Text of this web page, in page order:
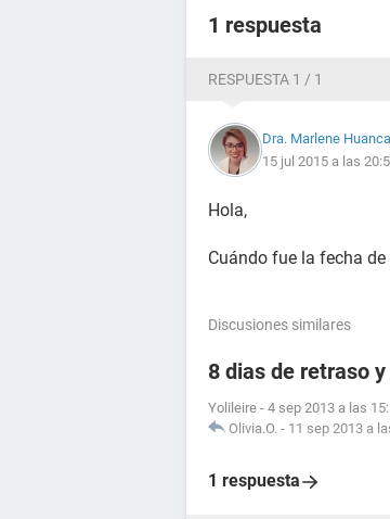
1 respuesta
RESPUESTA 1 / 1
Dra. Marlene
15 jul 2015 a las
Hola,
Cuándo fue la fecha
Discusiones similares
8 dias de retraso
Yolileire - 4 sep 2013 a las
Olivia.O. - 11 sep 2013 a
1 respuesta